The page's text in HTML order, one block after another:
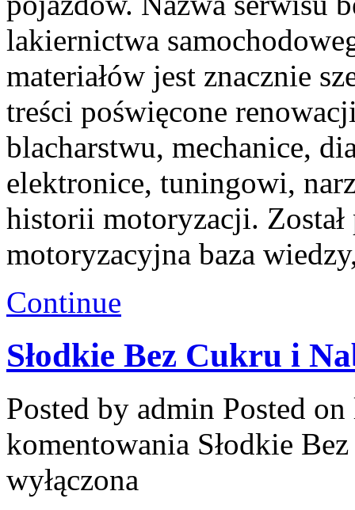
lakiernictwa
materiałów jest znacznie
treści poświęcone
blacharstwu, mechanice,
elektronice, tuningowi,
historii motoryzacji.
motoryzacyjna baza
Continue
Słodkie Bez Cukru i
Posted by admin Posted
komentowania Słodkie
wyłączona